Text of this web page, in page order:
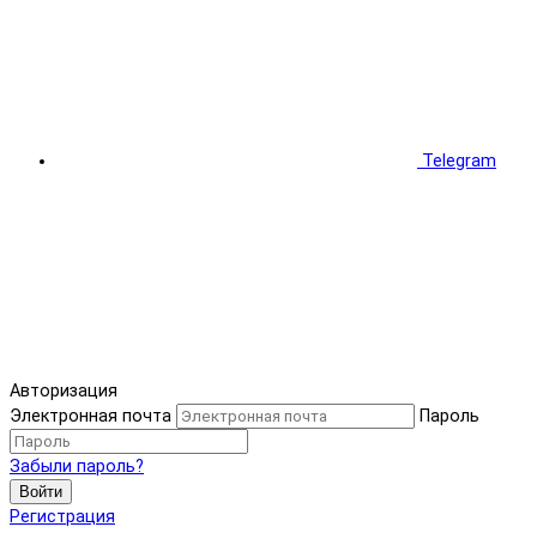
Telegram
Авторизация
Электронная почта
Пароль
Забыли пароль?
Войти
Регистрация